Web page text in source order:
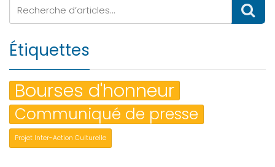
Étiquettes
Bourses d'honneur
Communiqué de presse
Projet Inter-Action Culturelle